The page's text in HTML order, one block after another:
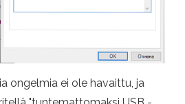
​​ongelmia ei ole havaittu, ja